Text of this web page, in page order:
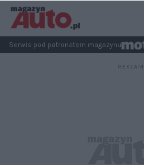
Serwis pod patronatem magazynu